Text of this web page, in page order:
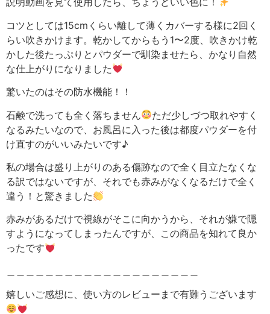
コツとしては15cmくらい離して薄くカバーする様に2回く
らい吹きかけます。乾かしてからもう1〜2度、吹きかけ乾
かした後たっぷりとパウダーで馴染ませたら、かなり自然
な仕上がりになりました
驚いたのはその防水機能！！
石鹸で洗っても全く落ちません
ただ少しづつ取れやすく
なるみたいなので、お風呂に入った後は都度パウダーを付
け直すのがいいみたいです♪
私の場合は盛り上がりのある傷跡なので全く目立たなくな
る訳ではないですが、それでも赤みがなくなるだけで全く
違う！と驚きました
赤みがあるだけで視線がそこに向かうから、それが嫌で隠
すようになってしまったんですが、この商品を知れて良か
ったです
嬉しいご感想に、使い方のレビューまで有難うございます